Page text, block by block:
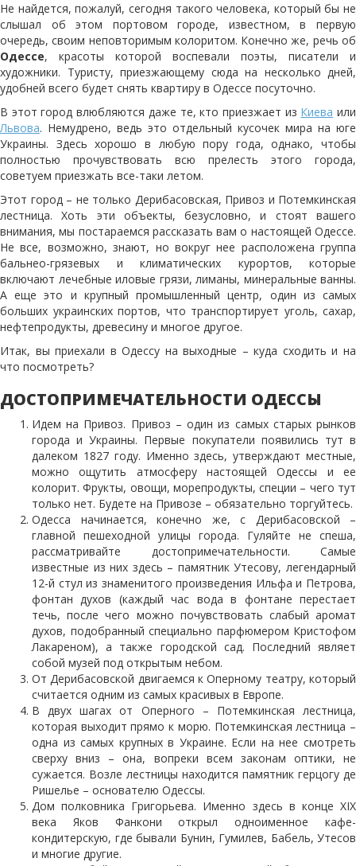
Не найдется, пожалуй, сегодня такого человека, который бы не
слышал об этом портовом городе, известном, в первую
очередь, своим неповторимым колоритом. Конечно же, речь об
Одессе, красоты которой воспевали поэты, писатели и
художники. Туристу, приезжающему сюда на несколько дней,
удобней всего будет снять квартиру в Одессе посуточно.
В этот город влюбляются даже те, кто приезжает из Киева или
Львова. Немудрено, ведь это отдельный кусочек мира на юге
Украины. Здесь хорошо в любую пору года, однако, чтобы
полностью прочувствовать всю прелесть этого города,
советуем приезжать все-таки летом.
Этот город – не только Дерибасовская, Привоз и Потемкинская
лестница. Хоть эти объекты, безусловно, и стоят вашего
внимания, мы постараемся рассказать вам о настоящей Одессе.
Не все, возможно, знают, но вокруг нее расположена группа
бальнео-грязевых и климатических курортов, которые
включают лечебные иловые грязи, лиманы, минеральные ванны.
А еще это и крупный промышленный центр, один из самых
больших украинских портов, что транспортирует уголь, сахар,
нефтепродукты, древесину и многое другое.
Итак, вы приехали в Одессу на выходные – куда сходить и на
что посмотреть?
ДОСТОПРИМЕЧАТЕЛЬНОСТИ ОДЕССЫ
Идем на Привоз. Привоз – один из самых старых рынков
города и Украины. Первые покупатели появились тут в
далеком 1827 году. Именно здесь, утверждают местные,
можно ощутить атмосферу настоящей Одессы и ее
колорит. Фрукты, овощи, морепродукты, специи – чего тут
только нет. Будете на Привозе – обязательно торгуйтесь.
Одесса начинается, конечно же, с Дерибасовской –
главной пешеходной улицы города. Гуляйте не спеша,
рассматривайте достопримечательности. Самые
известные из них здесь – памятник Утесову, легендарный
12-й стул из знаменитого произведения Ильфа и Петрова,
фонтан духов (каждый час вода в фонтане перестает
течь, после чего можно почувствовать слабый аромат
духов, подобранный специально парфюмером Кристофом
Лакареном), а также городской сад. Последний являет
собой музей под открытым небом.
От Дерибасовской двигаемся к Оперному театру, который
считается одним из самых красивых в Европе.
В двух шагах от Оперного – Потемкинская лестница,
которая выходит прямо к морю. Потемкинская лестница –
одна из самых крупных в Украине. Если на нее смотреть
сверху вниз – она, вопреки всем законам оптики, не
сужается. Возле лестницы находится памятник герцогу де
Ришелье – основателю Одессы.
Дом полковника Григорьева. Именно здесь в конце XIX
века Яков Фанкони открыл одноименное кафе-
кондитерскую, где бывали Бунин, Гумилев, Бабель, Утесов
и многие другие.